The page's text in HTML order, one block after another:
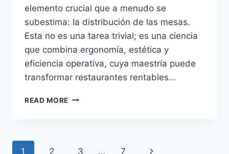
elemento crucial que a menudo se
subestima: la distribución de las mesas.
Esta no es una tarea trivial; es una ciencia
que combina ergonomía, estética y
eficiencia operativa, cuya maestría puede
transformar restaurantes rentables…
READ MORE ¿CUÁL
1 2 3 … 7 Next